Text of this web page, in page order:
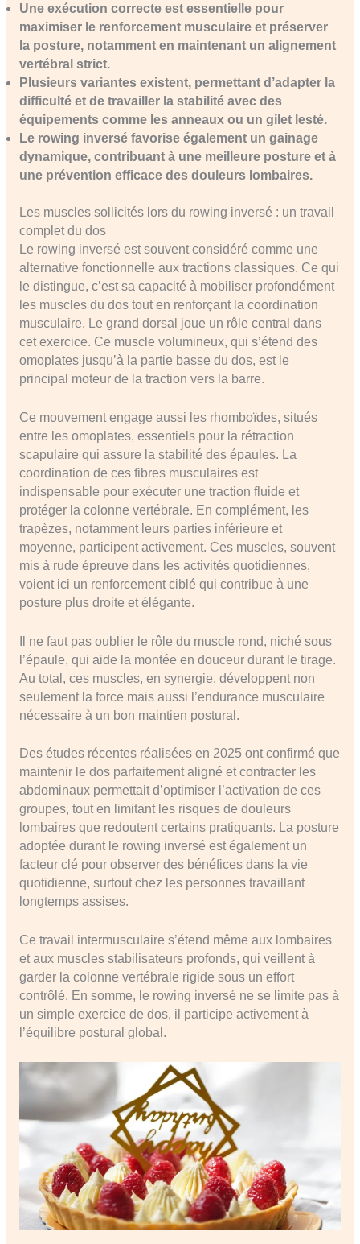
Une exécution correcte est essentielle pour
maximiser le renforcement musculaire et préserver
la posture, notamment en maintenant un alignement
vertébral strict.
Plusieurs variantes existent, permettant d’adapter la
difficulté et de travailler la stabilité avec des
équipements comme les anneaux ou un gilet lesté.
Le rowing inversé favorise également un gainage
dynamique, contribuant à une meilleure posture et à
une prévention efficace des douleurs lombaires.
Les muscles sollicités lors du rowing inversé : un travail
complet du dos
Le rowing inversé est souvent considéré comme une
alternative fonctionnelle aux tractions classiques. Ce qui
le distingue, c’est sa capacité à mobiliser profondément
les muscles du dos tout en renforçant la coordination
musculaire. Le grand dorsal joue un rôle central dans
cet exercice. Ce muscle volumineux, qui s’étend des
omoplates jusqu’à la partie basse du dos, est le
principal moteur de la traction vers la barre.
Ce mouvement engage aussi les rhomboïdes, situés
entre les omoplates, essentiels pour la rétraction
scapulaire qui assure la stabilité des épaules. La
coordination de ces fibres musculaires est
indispensable pour exécuter une traction fluide et
protéger la colonne vertébrale. En complément, les
trapèzes, notamment leurs parties inférieure et
moyenne, participent activement. Ces muscles, souvent
mis à rude épreuve dans les activités quotidiennes,
voient ici un renforcement ciblé qui contribue à une
posture plus droite et élégante.
Il ne faut pas oublier le rôle du muscle rond, niché sous
l’épaule, qui aide la montée en douceur durant le tirage.
Au total, ces muscles, en synergie, développent non
seulement la force mais aussi l’endurance musculaire
nécessaire à un bon maintien postural.
Des études récentes réalisées en 2025 ont confirmé que
maintenir le dos parfaitement aligné et contracter les
abdominaux permettait d’optimiser l’activation de ces
groupes, tout en limitant les risques de douleurs
lombaires que redoutent certains pratiquants. La posture
adoptée durant le rowing inversé est également un
facteur clé pour observer des bénéfices dans la vie
quotidienne, surtout chez les personnes travaillant
longtemps assises.
Ce travail intermusculaire s’étend même aux lombaires
et aux muscles stabilisateurs profonds, qui veillent à
garder la colonne vertébrale rigide sous un effort
contrôlé. En somme, le rowing inversé ne se limite pas à
un simple exercice de dos, il participe activement à
l’équilibre postural global.